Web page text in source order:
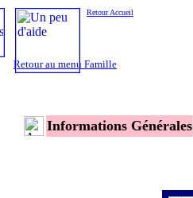
Retour au menu Famille
Informations Générales
Retour Accueil